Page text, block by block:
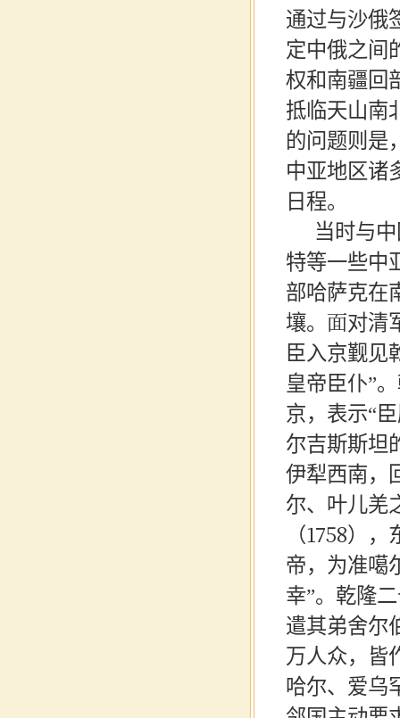
通过与沙俄
定中俄之间
权和南疆回
抵临天山南
的问题则是
中亚地区诸
日程。
当时与
特等一些中
部哈萨克在
壤。面对清
臣入京觐见
皇帝臣仆”
京，表示“
尔吉斯斯坦
伊犁西南，
尔、叶儿羌
（1758）
帝，为准噶
幸”。乾隆
遣其弟舍尔
万人众，皆
哈尔、爱乌